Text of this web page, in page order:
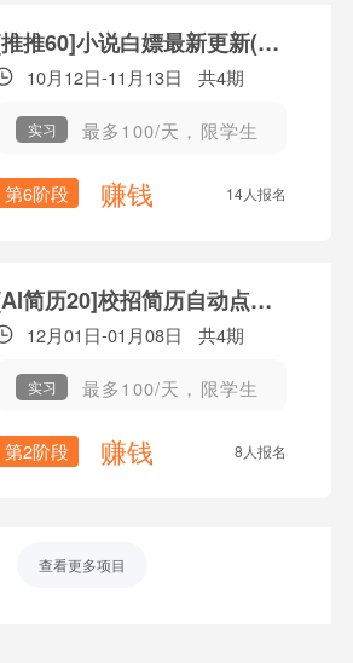
[推推60]小说白嫖最新更新(P6)
10月12日-11月13日 共4期
实习 最多100/天，限学生
第6阶段 赚钱 14人报名
[AI简历20]校招简历自动点评(P2)
12月01日-01月08日 共4期
实习 最多100/天，限学生
第2阶段 赚钱 8人报名
查看更多项目